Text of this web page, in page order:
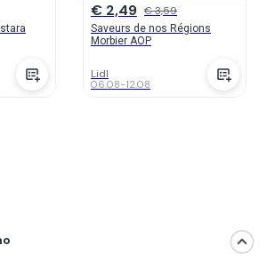
€ 2,49 € 3,59
Saveurs de nos Régions
Morbier AOP
Lidl
06.08-12.08